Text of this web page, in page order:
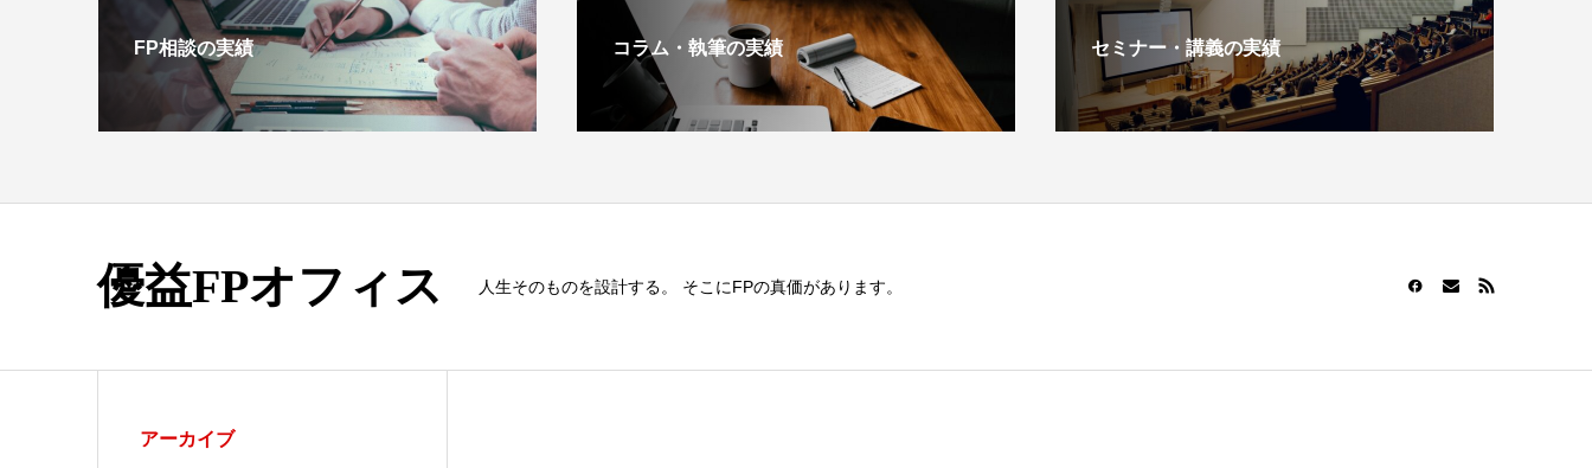
FP相談の実績 コラム・執筆の実績 セミナー・講義の実績
優益FPオフィス 人生そのものを設計する。 そこにFPの真価があります。
アーカイブ